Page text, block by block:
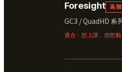
Foresight 高階
GC3 / QuadHD 系
適合：想上課、想把動